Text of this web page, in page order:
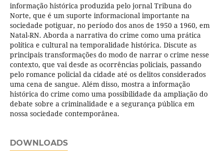
informação histórica produzida pelo jornal Tribuna do
Norte, que é um suporte informacional importante na
sociedade potiguar, no período dos anos de 1950 a 1960, em
Natal-RN. Aborda a narrativa do crime como uma prática
política e cultural na temporalidade histórica. Discute as
principais transformações do modo de narrar o crime nesse
contexto, que vai desde as ocorrências policiais, passando
pelo romance policial da cidade até os delitos considerados
uma cena de sangue. Além disso, mostra a informação
histórica do crime como uma possibilidade da ampliação do
debate sobre a criminalidade e a segurança pública em
nossa sociedade contemporânea.
DOWNLOADS